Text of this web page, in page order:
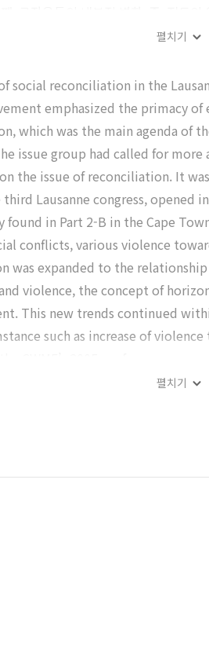
펼치기
reconciliation in the
emphasized the primacy
which was the main agenda of
issue group had called for
the issue of reconciliation. It
Lausanne congress, opened
found in Part 2-B in the Cape
conflicts, various violence
was expanded to the
violence, the concept of
This new trends continued
such as increase of
펼치기